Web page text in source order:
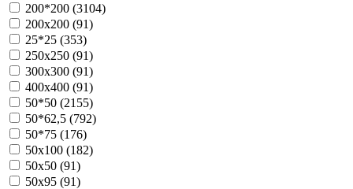
200*200 (3104)
200х200 (91)
25*25 (353)
250х250 (91)
300х300 (91)
400х400 (91)
50*50 (2155)
50*62,5 (792)
50*75 (176)
50х100 (182)
50х50 (91)
50х95 (91)